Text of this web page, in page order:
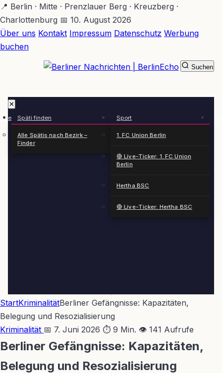
Zum
Hauptinhalt
springen
📍 Berlin · Mitte · Prenzlauer Berg · Kreuzberg ·
Charlottenburg 📅 10. August 2026
Über uns Kontakt Impressum Datenschutz Werbung
buchen
✕
Späti finden
Alle Spätis nach Bezirk –
Finder
Sport
1. FC Union Berlin
🔴 Live-Ticker: 1. FC Union
Berlin
Hertha BSC
🔴 Live-Ticker: Hertha BSC
Suchen
StartKriminalitätBerliner Gefängnisse: Kapazitäten,
Belegung und Resozialisierung
Kriminalität 📅 7. Juni 2026 ⏱ 9 Min. 👁 141 Aufrufe
Berliner Gefängnisse: Kapazitäten,
Belegung und Resozialisierung